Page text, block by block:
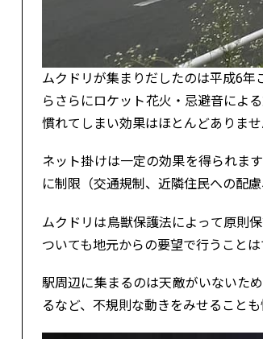
ムクドリが集まりだしたのは平成6
らさらにロケット花火・忌避音によ
慣れてしまい効果はほとんどありませ
ネット掛けは一定の効果を得られま
に制限（交通規制、近隣住民への配
ムクドリは鳥獣保護法によって原則
ついても地元からの要望で行うことは
駅周辺に集まるのは天敵がいないた
るなど、不規則な動きをみせることも